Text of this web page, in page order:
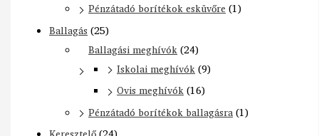
Pénzátadó borítékok esküvőre (1)
Ballagás (25)
Ballagási meghívók(24)
Iskolai meghívók(9)
Ovis meghívók(16)
Pénzátadó borítékok ballagásra(1)